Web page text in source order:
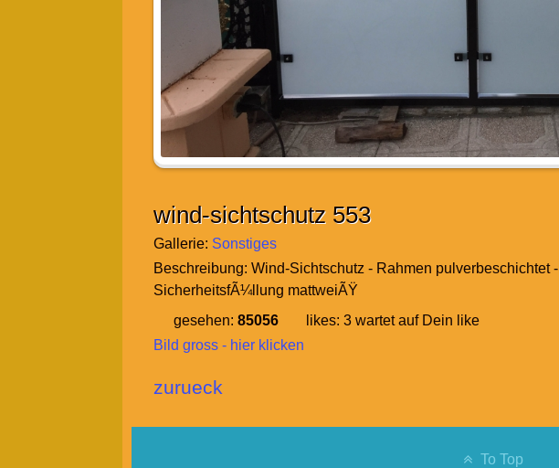
wind-sichtschutz 553
Gallerie: Sonstiges
Beschreibung:Wind-Sichtschutz - Rahmen pulverbeschichtet -
SicherheitsfÃ¼llung mattweiÃŸ
gesehen:85056 likes:3 wartet auf Dein like
Bild gross - hier klicken
zurueck
To Top